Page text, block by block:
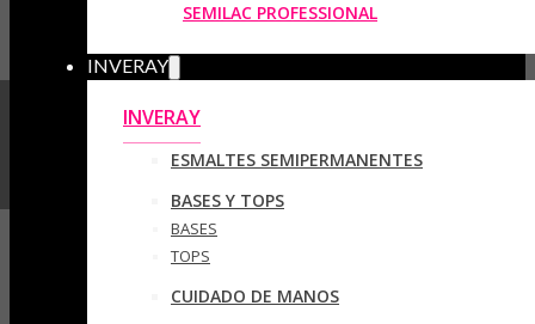
SEMILAC PROFESSIONAL
INVERAY
INVERAY
ESMALTES SEMIPERMANENTES
BASES Y TOPS
BASES
TOPS
CUIDADO DE MANOS